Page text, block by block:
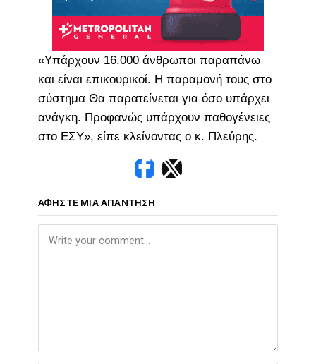
«Υπάρχουν 16.000 άνθρωποι παραπάνω
και είναι επικουρικοί. Η παραμονή τους στο
σύστημα Θα παρατείνεται για όσο υπάρχει
ανάγκη. Προφανώς υπάρχουν παθογένειες
στο ΕΣΥ», είπε κλείνοντας ο κ. Πλεύρης.
ΑΦΉΣΤΕ ΜΙΑ ΑΠΆΝΤΗΣΗ